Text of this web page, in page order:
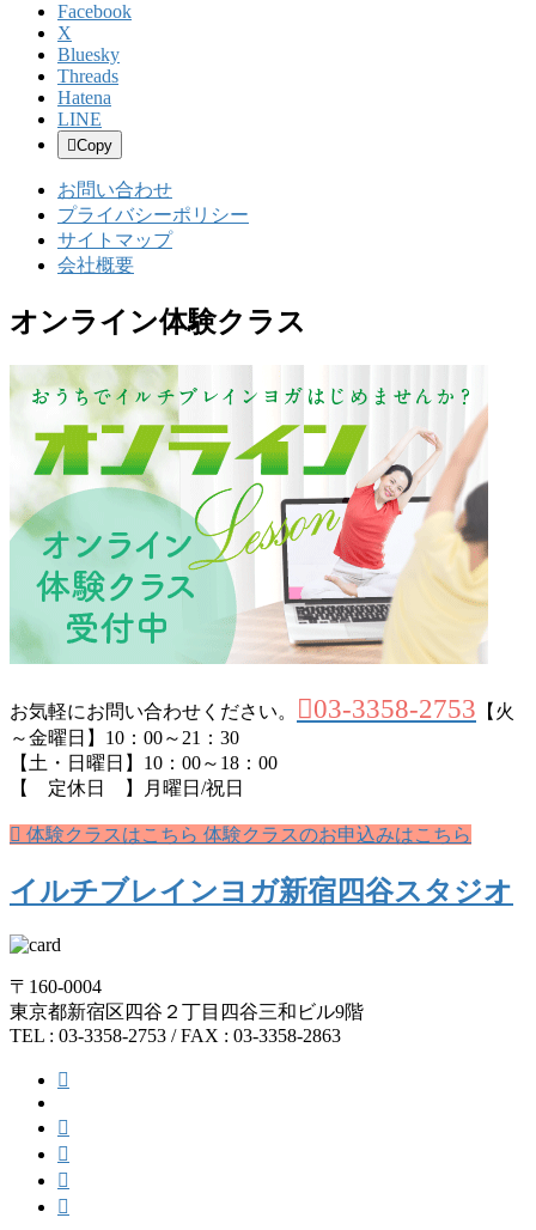
Facebook
X
Bluesky
Threads
Hatena
LINE
Copy
お問い合わせ
プライバシーポリシー
サイトマップ
会社概要
オンライン体験クラス
お気軽にお問い合わせください。 03-3358-2753 【火
～金曜日】10：00～21：30
【土・日曜日】10：00～18：00
【 定休日 】月曜日/祝日
体験クラスはこちら 体験クラスのお申込みはこちら
イルチブレインヨガ新宿四谷スタジオ
〒160-0004
東京都新宿区四谷２丁目四谷三和ビル9階
TEL : 03-3358-2753 / FAX : 03-3358-2863